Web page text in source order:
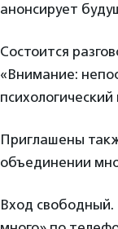
анонсирует
Состоится
«Внимание:
Приглашены
объединении
Вход свободный.